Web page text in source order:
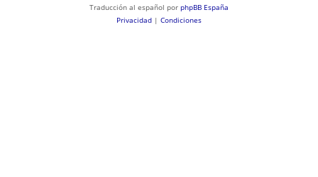
Traducción al español por phpBB España
Privacidad | Condiciones